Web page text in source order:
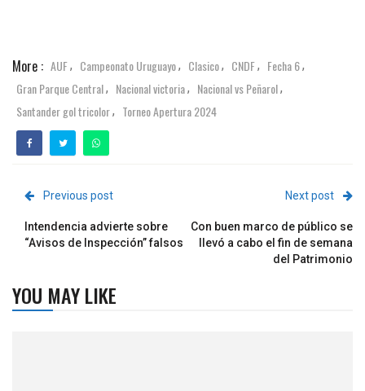
More : AUF, Campeonato Uruguayo, Clasico, CNDF, Fecha 6,
Gran Parque Central, Nacional victoria, Nacional vs Peñarol,
Santander gol tricolor, Torneo Apertura 2024
Previous post
Intendencia advierte sobre
“Avisos de Inspección” falsos
Next post
Con buen marco de público se
llevó a cabo el fin de semana
del Patrimonio
YOU MAY LIKE